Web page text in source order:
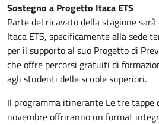
Sostegno a Progetto Itaca ETS
Parte del ricavato della stagione
Itaca ETS, specificamente alla sede
per il supporto al suo Progetto di
che offre percorsi gratuiti di
agli studenti delle scuole superiori.
Il programma itinerante Le tre tappe
novembre offriranno un format